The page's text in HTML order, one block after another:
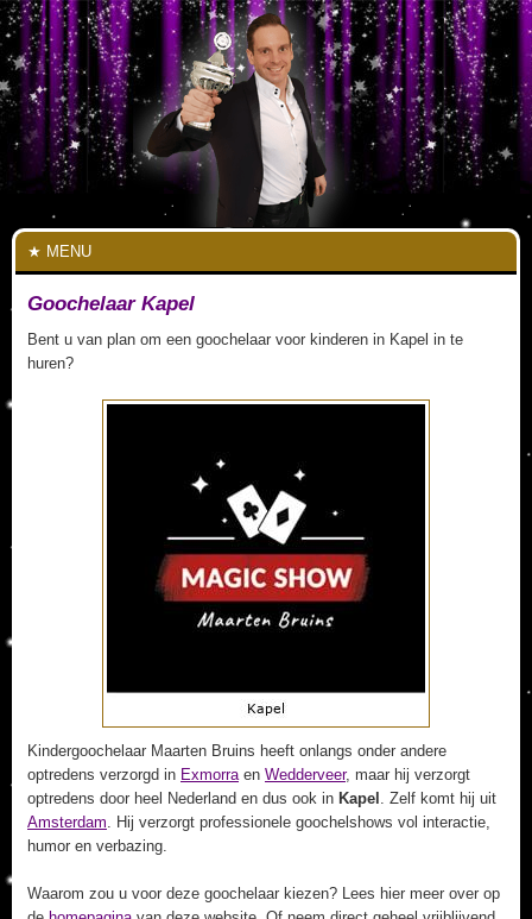
MENU
Goochelaar Kapel
Bent u van plan om een goochelaar voor kinderen in Kapel in te
huren?
Kindergoochelaar Maarten Bruins heeft onlangs onder andere
optredens verzorgd in Exmorraen Wedderveer, maar hij verzorgt
optredens door heel Nederland en dus ook in Kapel . Zelf komt hij uit
Amsterdam. Hij verzorgt professionele goochelshows vol interactie,
humor en verbazing.
Waarom zou u voor deze goochelaar kiezen? Lees hier meer over op